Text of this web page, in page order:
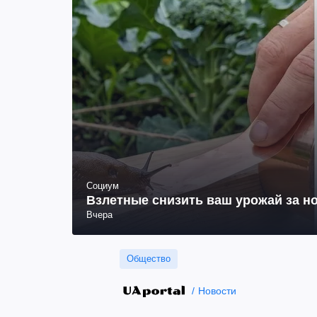
Социум
Взлетные снизить ваш урожай за
Вчера
Общество
Новости